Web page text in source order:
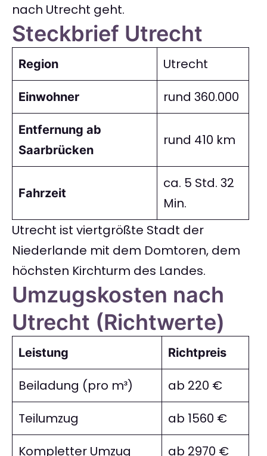
nach Utrecht geht.
Steckbrief Utrecht
Region Utrecht
Einwohner rund 360.000
Entfernung ab
Saarbrücken
rund 410 km
Fahrzeit
ca. 5 Std. 32
Min.
Utrecht ist viertgrößte Stadt der
Niederlande mit dem Domtoren, dem
höchsten Kirchturm des Landes.
Umzugskosten nach
Utrecht (Richtwerte)
Leistung Richtpreis
Beiladung (pro m³)
ab 220 €
Teilumzug
ab 1560 €
Kompletter Umzug
ab 2970 €